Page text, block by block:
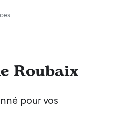
Roubaix
pour vos